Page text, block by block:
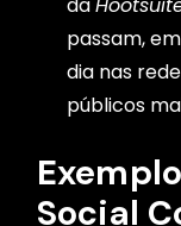
passam,
dia nas
públicos
Social